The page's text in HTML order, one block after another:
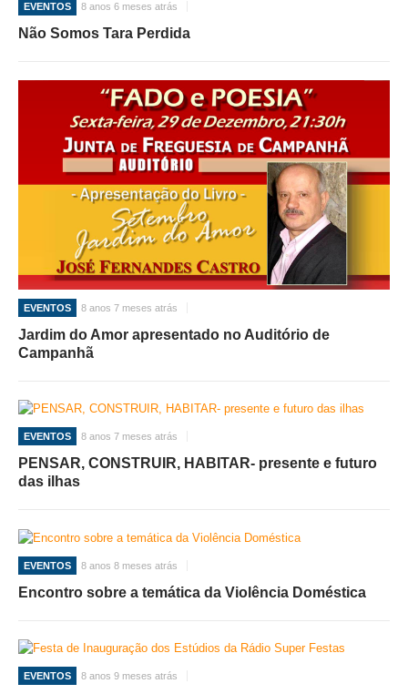
EVENTOS 8 anos 6 meses atrás
Não Somos Tara Perdida
EVENTOS 8 anos 7 meses atrás
Jardim do Amor apresentado no Auditório de
Campanhã
EVENTOS 8 anos 7 meses atrás
PENSAR, CONSTRUIR, HABITAR- presente e futuro
das ilhas
EVENTOS 8 anos 8 meses atrás
Encontro sobre a temática da Violência Doméstica
EVENTOS 8 anos 9 meses atrás